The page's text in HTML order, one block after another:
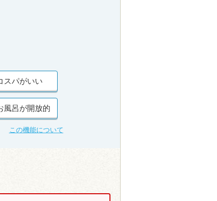
スパがいい
風呂が開放的
この機能について